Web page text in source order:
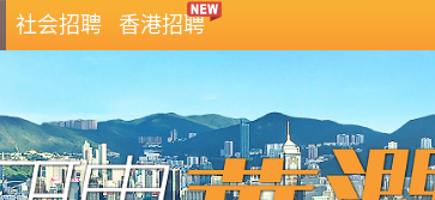
社会招聘 香港招聘